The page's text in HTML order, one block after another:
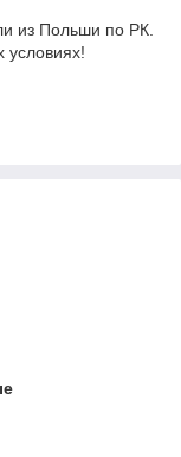
из Польши по РК.